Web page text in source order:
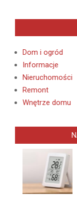
Dom i ogród
Informacje
Nieruchomości
Remont
Wnętrze domu